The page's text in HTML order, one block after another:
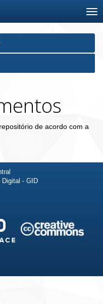
de acordo com a
Digital - GID